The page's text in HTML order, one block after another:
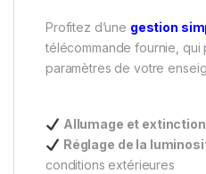
Profitez d’une gestion
télécommande fournie, qui
paramètres de votre
Allumage et
Réglage de la
conditions extérieures